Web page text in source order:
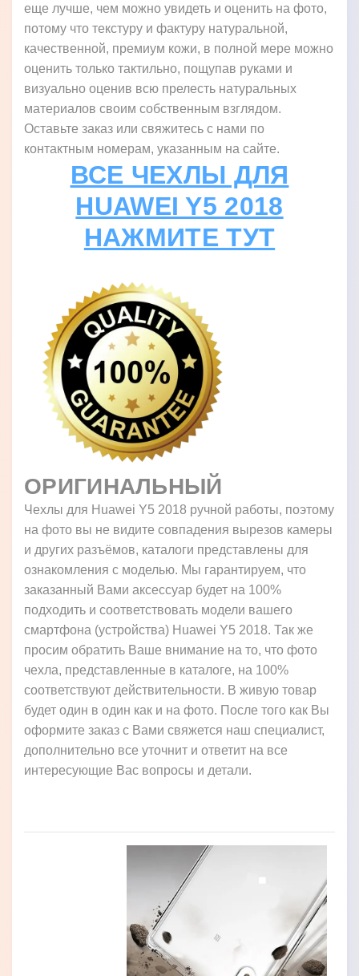
еще лучше, чем можно увидеть и оценить на фото,
потому что текстуру и фактуру натуральной,
качественной, премиум кожи, в полной мере можно
оценить только тактильно, пощупав руками и
визуально оценив всю прелесть натуральных
материалов своим собственным взглядом.
Оставьте заказ или свяжитесь с нами по
контактным номерам, указанным на сайте.
ВСЕ ЧЕХЛЫ ДЛЯ
HUAWEI Y5 2018
НАЖМИТЕ ТУТ
ОРИГИНАЛЬНЫЙ
Чехлы для Huawei Y5 2018 ручной работы, поэтому
на фото вы не видите совпадения вырезов камеры
и других разъёмов, каталоги представлены для
ознакомления с моделью. Мы гарантируем, что
заказанный Вами аксессуар будет на 100%
подходить и соответствовать модели вашего
смартфона (устройства) Huawei Y5 2018. Так же
просим обратить Ваше внимание на то, что фото
чехла, представленные в каталоге, на 100%
соответствуют действительности. В живую товар
будет один в один как и на фото. После того как Вы
оформите заказ с Вами свяжется наш специалист,
дополнительно все уточнит и ответит на все
интересующие Вас вопросы и детали.